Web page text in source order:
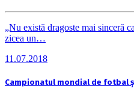
„Nu există dragoste mai sinceră
zicea un…
11.07.2018
Campionatul mondial de fotbal